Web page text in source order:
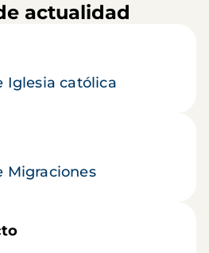
actualidad
Iglesia católica
Migraciones